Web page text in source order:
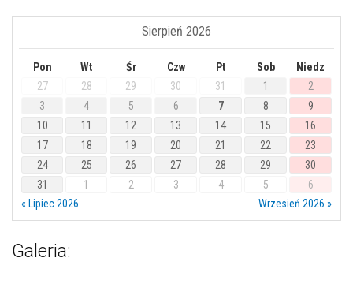
Sierpień 2026
Pon Wt Śr Czw Pt Sob
Niedz
27
28 29 30 31 1
2
3
4 5 6 7 8
9
10
11 12 13 14 15
16
17
18 19 20 21 22
23
24
25 26 27 28 29
30
31
1 2 3 4 5
6
« Lipiec 2026
Wrzesień 2026 »
Galeria: